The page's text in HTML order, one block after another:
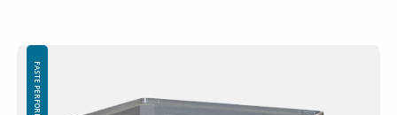
FASTE PERFORERTE